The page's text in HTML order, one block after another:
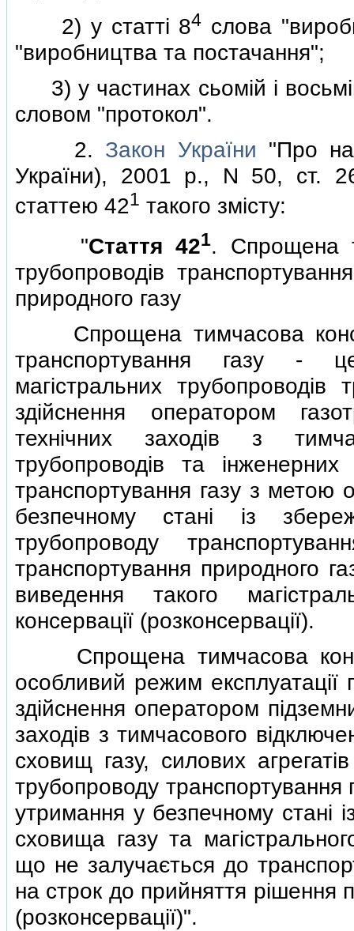
2) у статтi 84 слова
"виробництва та постачання";
3) у частинах сьомiй i
словом "протокол".
2. Закон України "Про
України), 2001 р., N 50, ст.
статтею 421 такого змiсту:
"Стаття 421. Спрощена
трубопроводiв
природного газу
Спрощена тимчасова
транспортування газу -
магiстральних трубопроводiв
здiйснення оператором
технiчних заходiв з
трубопроводiв та iнженерних
транспортування газу з метою
безпечному станi iз
трубопроводу
транспортування природного
виведення такого
консервацiї (розконсервацiї).
Спрощена тимчасова
особливий режим
здiйснення оператором
заходiв з тимчасового
сховищ газу, силових
трубопроводу транспортування
утримання у безпечному станi
сховища газу та
що не залучається до
на строк до прийняття рiшення
(розконсервацiї)".